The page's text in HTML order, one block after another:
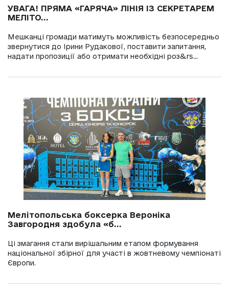
УВАГА! ПРЯМА «ГАРЯЧА» ЛІНІЯ ІЗ СЕКРЕТАРЕМ
МЕЛІТО...
Мешканці громади матимуть можливість безпосередньо
звернутися до Ірини Рудакової, поставити запитання,
надати пропозиції або отримати необхідні роз&rs...
Мелітопольська боксерка Вероніка
Завгородня здобула «б...
Ці змагання стали вирішальним етапом формування
національної збірної для участі в жовтневому чемпіонаті
Європи.